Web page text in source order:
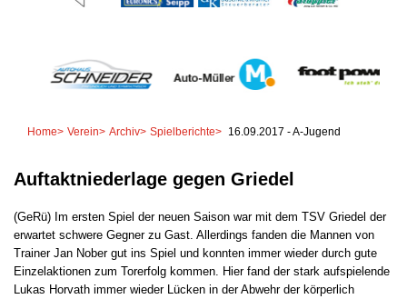
Home> Verein> Archiv> Spielberichte> 16.09.2017 - A-Jugend
Auftaktniederlage gegen Griedel
(GeRü) Im ersten Spiel der neuen Saison war mit dem TSV Griedel der
erwartet schwere Gegner zu Gast. Allerdings fanden die Mannen von
Trainer Jan Nober gut ins Spiel und konnten immer wieder durch gute
Einzelaktionen zum Torerfolg kommen. Hier fand der stark aufspielende
Lukas Horvath immer wieder Lücken in der Abwehr der körperlich